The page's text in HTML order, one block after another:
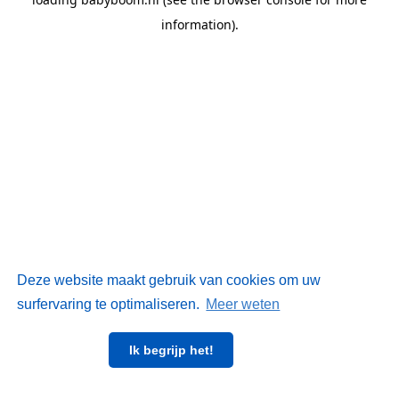
Deze website maakt gebruik van cookies om uw
surfervaring te optimaliseren. Meer weten
Ik begrijp het!
information).